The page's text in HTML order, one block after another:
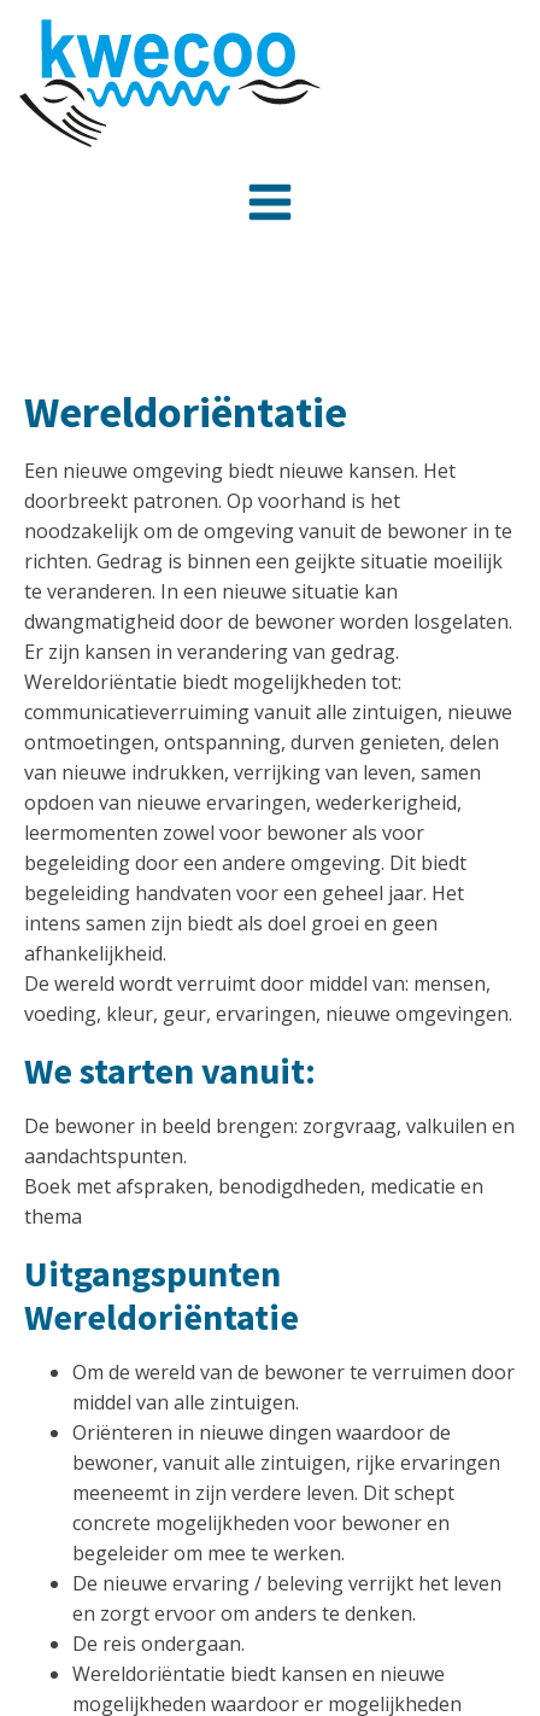
Wereldoriëntatie
Een nieuwe omgeving biedt nieuwe kansen. Het
doorbreekt patronen. Op voorhand is het
noodzakelijk om de omgeving vanuit de bewoner in te
richten. Gedrag is binnen een geijkte situatie moeilijk
te veranderen. In een nieuwe situatie kan
dwangmatigheid door de bewoner worden losgelaten.
Er zijn kansen in verandering van gedrag.
Wereldoriëntatie biedt mogelijkheden tot:
communicatieverruiming vanuit alle zintuigen, nieuwe
ontmoetingen, ontspanning, durven genieten, delen
van nieuwe indrukken, verrijking van leven, samen
opdoen van nieuwe ervaringen, wederkerigheid,
leermomenten zowel voor bewoner als voor
begeleiding door een andere omgeving. Dit biedt
begeleiding handvaten voor een geheel jaar. Het
intens samen zijn biedt als doel groei en geen
afhankelijkheid.
De wereld wordt verruimt door middel van: mensen,
voeding, kleur, geur, ervaringen, nieuwe omgevingen.
We starten vanuit:
De bewoner in beeld brengen: zorgvraag, valkuilen en
aandachtspunten.
Boek met afspraken, benodigdheden, medicatie en
thema
Uitgangspunten
Wereldoriëntatie
Om de wereld van de bewoner te verruimen door
middel van alle zintuigen.
Oriënteren in nieuwe dingen waardoor de
bewoner, vanuit alle zintuigen, rijke ervaringen
meeneemt in zijn verdere leven. Dit schept
concrete mogelijkheden voor bewoner en
begeleider om mee te werken.
De nieuwe ervaring / beleving verrijkt het leven
en zorgt ervoor om anders te denken.
De reis ondergaan.
Wereldoriëntatie biedt kansen en nieuwe
mogelijkheden waardoor er mogelijkheden